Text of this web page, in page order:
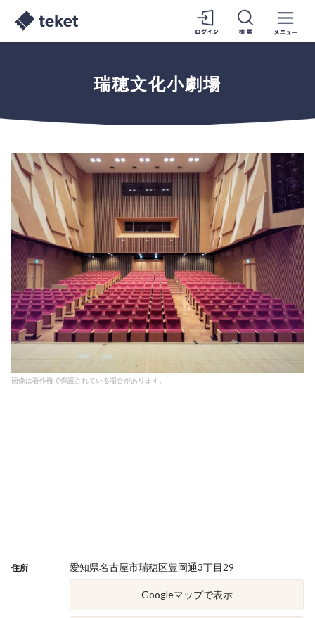
瑞穂文化小劇場
画像は著作権で保護されている場合があります。
住所 愛知県名古屋市瑞穂区豊岡通3丁目29
Googleマップで表示